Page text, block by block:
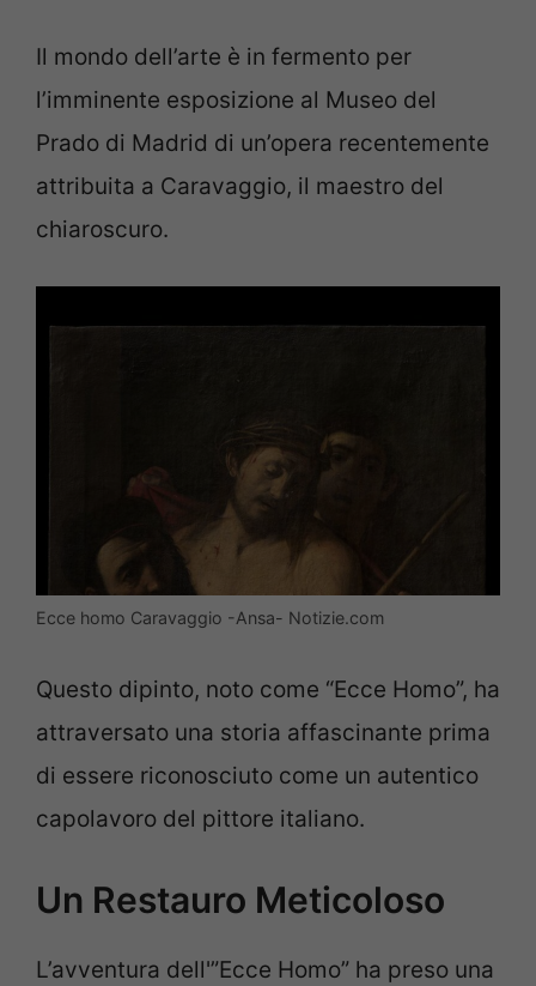
Il mondo dell’arte è in fermento per
l’imminente esposizione al Museo del
Prado di Madrid di un’opera recentemente
attribuita a Caravaggio, il maestro del
chiaroscuro.
Ecce homo Caravaggio -Ansa- Notizie.com
Questo dipinto, noto come “Ecce Homo”, ha
attraversato una storia affascinante prima
di essere riconosciuto come un autentico
capolavoro del pittore italiano.
Un Restauro Meticoloso
L’avventura dell'”Ecce Homo” ha preso una